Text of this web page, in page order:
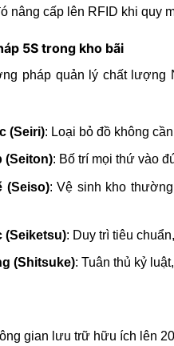
nâng cấp lên RFID khi quy
5S trong kho bãi
pháp quản lý chất lượng
(Seiri): Loại bỏ đồ không
(Seiton): Bố trí mọi thứ vào
(Seiso): Vệ sinh kho
(Seiketsu): Duy trì tiêu
(Shitsuke): Tuân thủ kỷ
gian lưu trữ hữu ích lên